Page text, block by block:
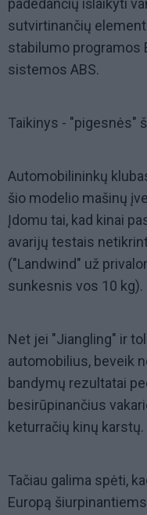
padedančių išlaikyti
sutvirtinančių
stabilumo programos
sistemos ABS.
Taikinys - "pigesnės"
Automobilininkų
šio modelio mašinų
Įdomu tai, kad kinai
avarijų testais
("Landwind" už
sunkesnis vos 10 kg).
Net jei "Jiangling" ir
automobilius, beveik
bandymų rezultatai
besirūpinančius
keturračių kinų karstų.
Tačiau galima spėti,
Europą